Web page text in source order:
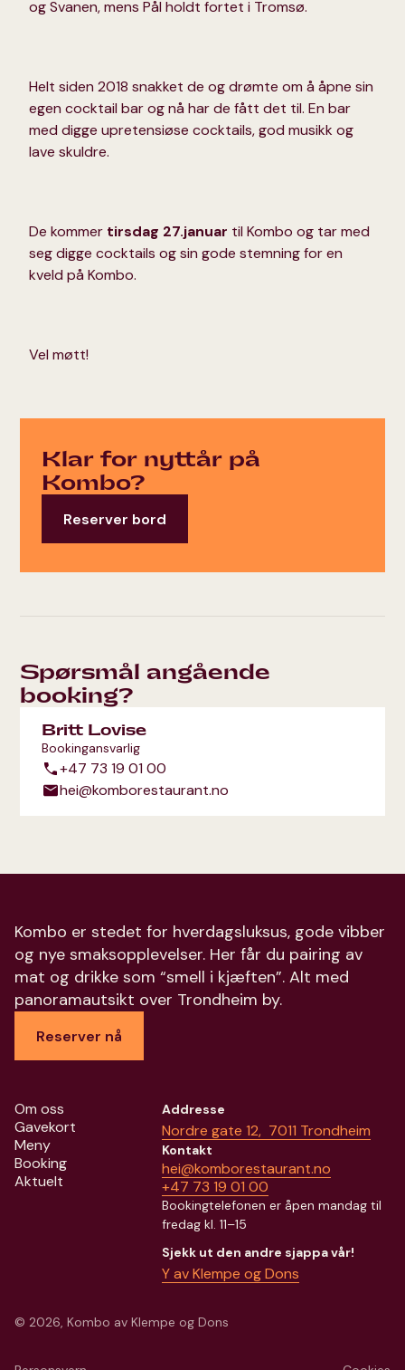
og Svanen, mens Pål holdt fortet i Tromsø.
Helt siden 2018 snakket de og drømte om å åpne sin
egen cocktail bar og nå har de fått det til. En bar
med digge upretensiøse cocktails, god musikk og
lave skuldre.
De kommer tirsdag 27.januar til Kombo og tar med
seg digge cocktails og sin gode stemning for en
kveld på Kombo.
Vel møtt!
Klar for nyttår på
Kombo?
Reserver bord
Spørsmål angående
booking?
Britt Lovise
Bookingansvarlig
+47 73 19 01 00
hei@komborestaurant.no
Kombo er stedet for hverdagsluksus, gode vibber
og nye smaksopplevelser. Her får du pairing av
mat og drikke som “smell i kjæften”. Alt med
panoramautsikt over Trondheim by.
Reserver nå
Om oss
Gavekort
Meny
Booking
Aktuelt
Addresse
Nordre gate 12, 7011 Trondheim
Kontakt
hei@komborestaurant.no
+47 73 19 01 00
Bookingtelefonen er åpen mandag til
fredag kl. 11–15
Sjekk ut den andre sjappa vår!
Y av Klempe og Dons
© 2026, Kombo av Klempe og Dons